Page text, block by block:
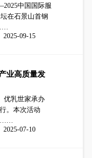
中国国际服
在石景山首钢
2025-09-15
业高质量发
优乳世家承办
。本次活动
……
2025-07-10